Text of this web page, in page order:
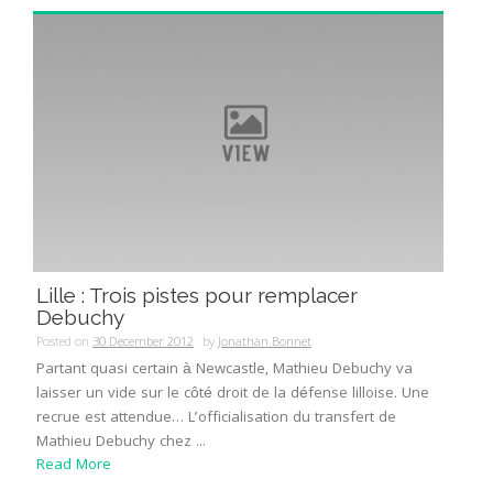
Lille : Trois pistes pour remplacer
Debuchy
Posted on 30 December 2012 byJonathan Bonnet
Partant quasi certain à Newcastle, Mathieu Debuchy va
laisser un vide sur le côté droit de la défense lilloise. Une
recrue est attendue… L’officialisation du transfert de
Mathieu Debuchy chez ...
Read More